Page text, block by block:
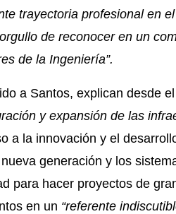
trayectoria profesional en
de reconocer en un
de la Ingeniería”.
a Santos, explican desde
y expansión de las
a la innovación y el
generación y los
para hacer proyectos de
en un “referente